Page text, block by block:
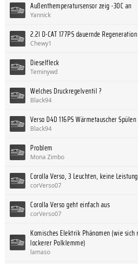
Außenthemperatursensor zeig -30C an
Yannick
2.2l D-CAT 177PS dauernde Regeneration
Chewy1
Dieselfleck
Teminywd
Welches Druckregelventil ?
Black94
Verso D4D 116PS Wärmetauscher Spülen
Black94
Problem
Mona Zimbo
Corolla Verso, 3 Leuchten, keine
corVerso07
Corolla Verso geht einfach aus
corVerso07
Komisches Elektrik Phänomen (wie
lockerer Polklemme)
lamaso